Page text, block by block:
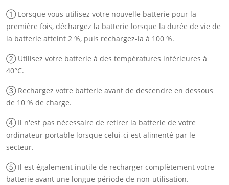
① Lorsque vous utilisez votre nouvelle batterie pour la
première fois, déchargez la batterie lorsque la durée de vie de
la batterie atteint 2 %, puis rechargez-la à 100 %.
② Utilisez votre batterie à des températures inférieures à
40°C.
③ Rechargez votre batterie avant de descendre en dessous
de 10 % de charge.
④ Il n'est pas nécessaire de retirer la batterie de votre
ordinateur portable lorsque celui-ci est alimenté par le
secteur.
⑤ Il est également inutile de recharger complètement votre
batterie avant une longue période de non-utilisation.